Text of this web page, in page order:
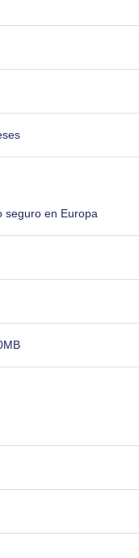
seguro en Europa